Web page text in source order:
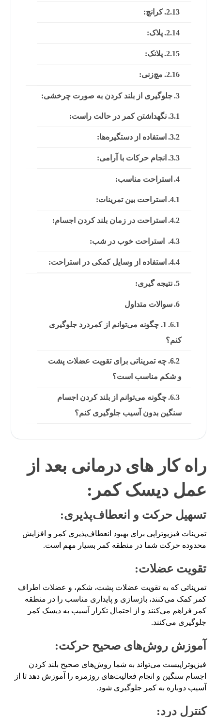
کرانچ:
پلاک:
پلانک:
مچ‌زنی:
جلوگیری از بلند کردن به صورت چرخشی:
نگهداشتن کمر در حالت راست:
استفاده از دستگیره‌ها:
انجام حرکات با آرامی:
استراحت مناسب:
استراحت بین تمرینات:
استراحت در زمان بلند کردن اجسام:
استراحت خوب در شب:
استفاده از وسایل کمکی در استراحت:
نتیجه گیری:
سوالات متداول
1. چگونه می‌توانم از کمردرد جلوگیری
کنم؟
چه تمریناتی برای تقویت عضلات پشت
و شکم مناسب است؟
چگونه می‌توانم از بلند کردن اجسام
سنگین بدون آسیب جلوگیری کنم؟
راه کار های درمانی بعد از
عمل دیسک کمر:
تسهیل حرکت و انعطاف‌پذیری:
تمرینات فیزیوتراپی برای بهبود انعطاف‌پذیری کمر و افزایش
محدوده حرکت شما در منطقه کمر بسیار مهم است.
تقویت عضلات:
تمریناتی که به تقویت عضلات پشت، شکم، و عضلات اطراف
کمر کمک می‌کنند، بازسازی و پایداری مناسب را در منطقه
کمر فراهم می‌کنند و از احتمال تکرار آسیب به دیسک کمر
جلوگیری می‌کنند.
آموزش روش‌های صحیح حرکت:
فیزیوتراپیست می‌تواند به شما روش‌های صحیح بلند کردن
اجسام سنگین و انجام فعالیت‌های روزمره را آموزش دهد تا از
آسیب دوباره به کمر جلوگیری شود.
کنترل درد: